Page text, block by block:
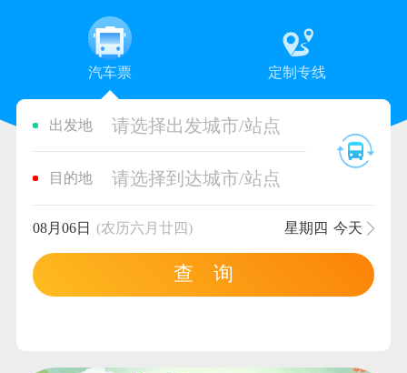
汽车票 定制专线
出发地 请选择出发城市/站点
目的地 请选择到达城市/站点
08月06日 (农历六月廿四) 星期四 今天
查 询